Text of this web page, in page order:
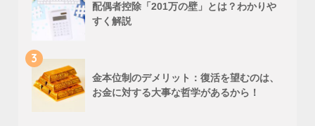
配偶者控除「201万の壁」とは？わかりや
すく解説
3
金本位制のデメリット：復活を望むのは、
お金に対する大事な哲学があるから！